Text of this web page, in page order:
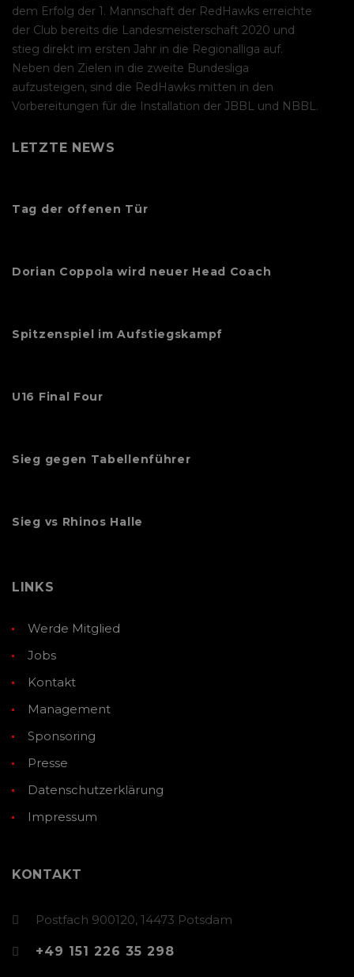
dem Erfolg der 1. Mannschaft der RedHawks erreichte
der Club bereits die Landesmeisterschaft 2020 und
stieg direkt im ersten Jahr in die Regionalliga auf.
Neben den Zielen in die zweite Bundesliga
aufzusteigen, sind die RedHawks mitten in den
Vorbereitungen für die Installation der JBBL und NBBL.
LETZTE NEWS
Tag der offenen Tür
Dorian Coppola wird neuer Head Coach
Spitzenspiel im Aufstiegskampf
U16 Final Four
Sieg gegen Tabellenführer
Sieg vs Rhinos Halle
LINKS
Werde Mitglied
Jobs
Kontakt
Management
Sponsoring
Presse
Datenschutzerklärung
Impressum
KONTAKT
Postfach 900120, 14473 Potsdam
+49 151 226 35 298